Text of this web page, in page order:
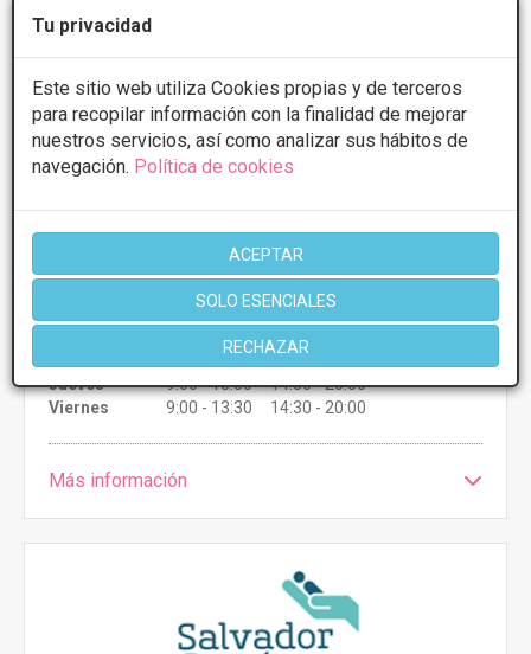
Tu privacidad
Este sitio web utiliza Cookies propias y de terceros
para recopilar información con la finalidad de mejorar
nuestros servicios, así como analizar sus hábitos de
navegación. Política de cookies
ACEPTAR
SOLO ESENCIALES
RECHAZAR
Clínica Dental Anfruns
5 4 Opiniones
Avenida de la Vila 3-5, Moia VER MAPA
CONSULTAR/CITA/PRESUPUESTO
9:00 - 13:30 14:30 - 20:00
9:00 - 13:30 14:30 - 20:00
Jueves
9:00 - 13:30 14:30 - 20:00
Viernes
9:00 - 13:30 14:30 - 20:00
Más información